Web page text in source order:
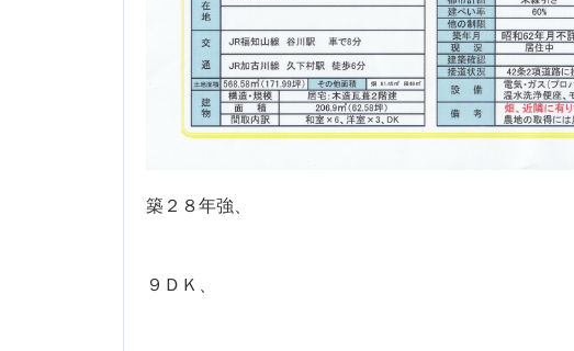
築２８年強、
９ＤＫ、